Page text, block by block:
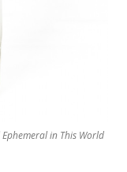
in This World